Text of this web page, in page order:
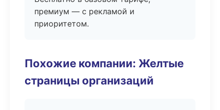
премиум — с рекламой и
приоритетом.
Похожие компании: Желтые
страницы организаций